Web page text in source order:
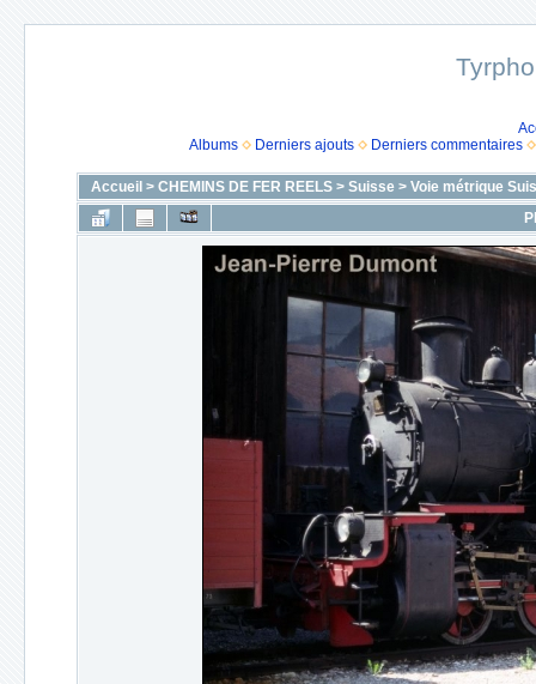
Albums
Derniers ajouts Derniers commentaires
Accueil > CHEMINS DE FER REELS> Suisse> Voie métrique